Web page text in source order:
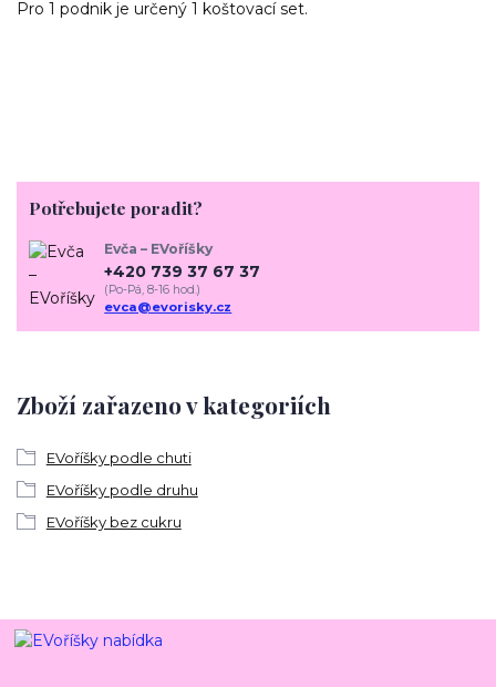
Pro 1 podnik je určený 1 koštovací set.
Zboží zařazeno v kategoriích
EVoříšky podle chuti
EVoříšky podle druhu
EVoříšky bez cukru
Potřebujete poradit?
Evča – EVoříšky
+420 739 37 67 37
(Po-Pá, 8-16 hod.)
evca@evorisky.cz